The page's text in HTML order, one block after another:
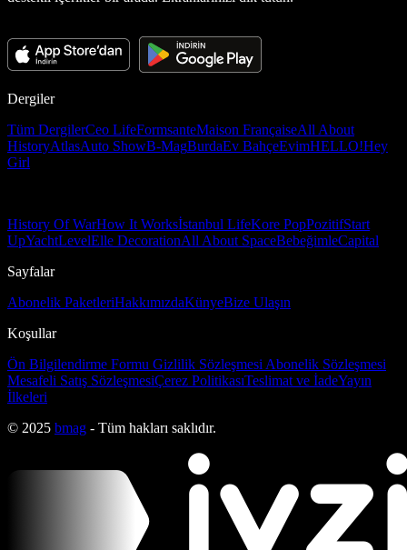
Dergiler
Tüm DergilerCeo LifeFormsanteMaison FrançaiseAll About
HistoryAtlasAuto ShowB-MagBurdaEv BahçeEvimHELLO!Hey
Girl
History Of WarHow It Worksİstanbul LifeKore PopPozitifStart
UpYachtLevelElle DecorationAll About SpaceBebeğimleCapital
Sayfalar
Abonelik PaketleriHakkımızdaKünyeBize Ulaşın
Koşullar
Ön Bilgilendirme Formu Gizlilik Sözleşmesi Abonelik Sözleşmesi
Mesafeli Satış SözleşmesiÇerez PolitikasıTeslimat ve İadeYayın
İlkeleri
© 2025 bmag - Tüm hakları saklıdır.